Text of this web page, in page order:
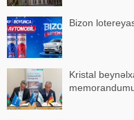
Bizon
Kristal